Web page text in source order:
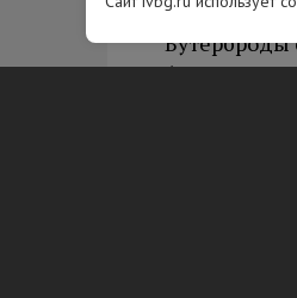
Бутерброды
Атрахова,